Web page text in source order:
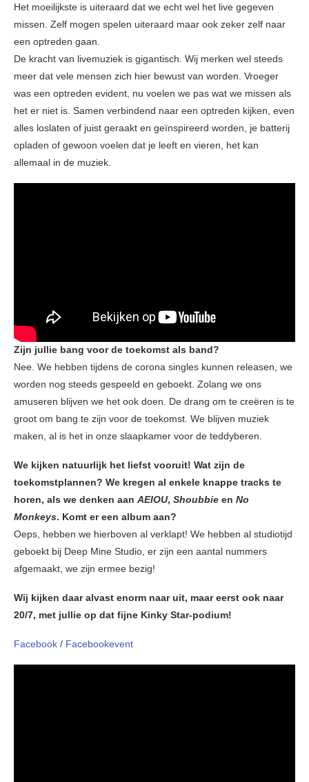
Het moeilijkste is uiteraard dat we echt wel het live gegeven
missen. Zelf mogen spelen uiteraard maar ook zeker zelf naar
een optreden gaan.
De kracht van livemuziek is gigantisch. Wij merken wel steeds
meer dat vele mensen zich hier bewust van worden. Vroeger
was een optreden evident, nu voelen we pas wat we missen als
het er niet is. Samen verbindend naar een optreden kijken, even
alles loslaten of juist geraakt en geïnspireerd worden, je batterij
opladen of gewoon voelen dat je leeft en vieren, het kan
allemaal in de muziek.
Zijn jullie bang voor de toekomst als band?
Nee. We hebben tijdens de corona singles kunnen releasen, we
worden nog steeds gespeeld en geboekt. Zolang we ons
amuseren blijven we het ook doen. De drang om te creëren is te
groot om bang te zijn voor de toekomst. We blijven muziek
maken, al is het in onze slaapkamer voor de teddyberen.
We kijken natuurlijk het liefst vooruit! Wat zijn de
toekomstplannen? We kregen al enkele knappe tracks te
horen, als we denken aan AEIOU, Shoubbie en No
Monkeys. Komt er een album aan?
Oeps, hebben we hierboven al verklapt! We hebben al studiotijd
geboekt bij Deep Mine Studio, er zijn een aantal nummers
afgemaakt, we zijn ermee bezig!
Wij kijken daar alvast enorm naar uit, maar eerst ook naar
20/7, met jullie op dat fijne Kinky Star-podium!
Facebook / Facebookevent